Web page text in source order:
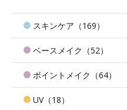
スキンケア（169）
ベースメイク（52）
ポイントメイク（64）
UV（18）